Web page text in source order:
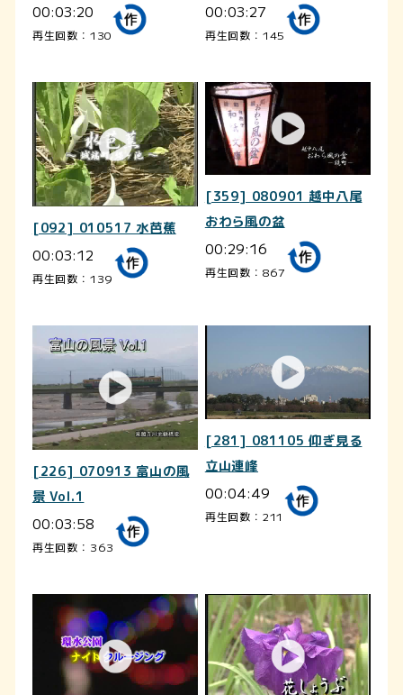
00:03:20
再生回数：130
00:03:27
再生回数：145
[092] 010517 水芭蕉
00:03:12
再生回数：139
[359] 080901 越中八尾
おわら風の盆
00:29:16
再生回数：867
[226] 070913 富山の風
景 Vol.1
00:03:58
再生回数：363
[281] 081105 仰ぎ見る
立山連峰
00:04:49
再生回数：211